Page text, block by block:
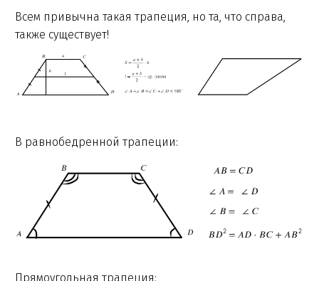
Всем привычна такая трапеция, но та, что справа,
также существует!
В равнобедренной трапеции:
Прямоугольная трапеция: